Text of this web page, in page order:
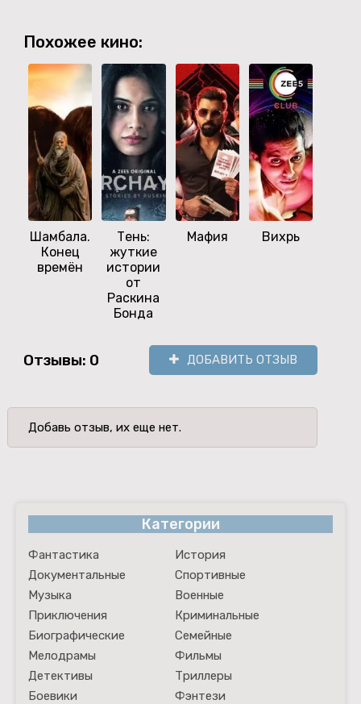
Похожее кино:
Шамбала.
Конец
времён
Тень:
жуткие
истории
от
Раскина
Бонда
Мафия Вихрь
Отзывы: 0 ДОБАВИТЬ ОТЗЫВ
Добавь отзыв, их еще нет.
Категории
Фантастика
История
Документальные
Спортивные
Музыка
Военные
Приключения
Криминальные
Биографические
Семейные
Мелодрамы
Фильмы
Детективы
Триллеры
Боевики
Фэнтези